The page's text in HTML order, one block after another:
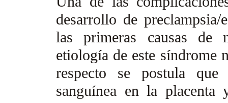
desarrollo de
las primeras causas de
etiología de este síndrome
respecto se postula
sanguínea en la placenta